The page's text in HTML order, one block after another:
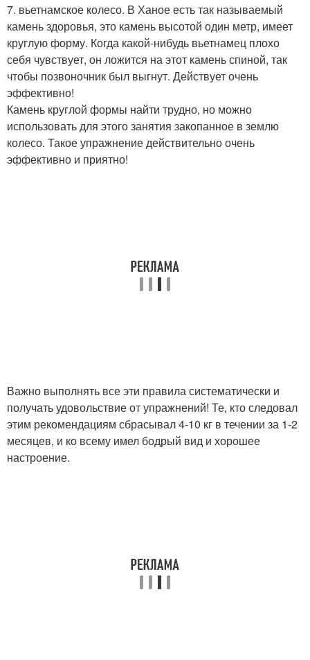
7. вьетнамское колесо. В Ханое есть так называемый
камень здоровья, это камень высотой один метр, имеет
круглую форму. Когда какой-нибудь вьетнамец плохо
себя чувствует, он ложится на этот камень спиной, так
чтобы позвоночник был выгнут. Действует очень
эффективно!
Камень круглой формы найти трудно, но можно
использовать для этого занятия закопанное в землю
колесо. Такое упражнение действительно очень
эффективно и приятно!
Важно выполнять все эти правила систематически и
получать удовольствие от упражнений! Те, кто следовал
этим рекомендациям сбрасывал 4-10 кг в течении за 1-2
месяцев, и ко всему имел бодрый вид и хорошее
настроение.